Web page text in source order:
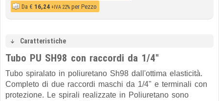
Da € 16,24 +IVA 22% per Pezzo
Caratteristiche
Tubo PU SH98 con raccordi da 1/4"
Tubo spiralato in poliuretano Sh98 dall'ottima elasticità.
Completo di due raccordi maschi da 1/4" e terminali con
protezione. Le spirali realizzate in Poliuretano sono